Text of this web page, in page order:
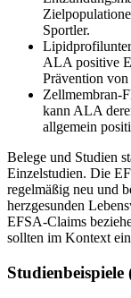
Sportler.
ALA positive
Prävention
Zellmembran-
kann ALA
allgemein
Belege und Studien
Einzelstudien. Die
regelmäßig neu und
herzgesunden
EFSA-Claims
sollten im Kontext